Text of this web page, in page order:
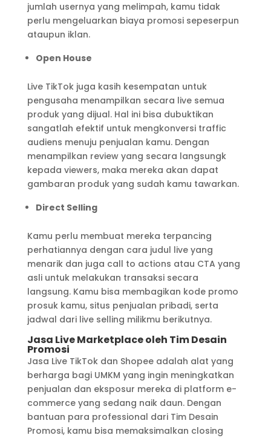
jumlah usernya yang melimpah, kamu tidak
perlu mengeluarkan biaya promosi sepeserpun
ataupun iklan.
Open House
Live TikTok juga kasih kesempatan untuk
pengusaha menampilkan secara live semua
produk yang dijual. Hal ini bisa dubuktikan
sangatlah efektif untuk mengkonversi traffic
audiens menuju penjualan kamu. Dengan
menampilkan review yang secara langsungk
kepada viewers, maka mereka akan dapat
gambaran produk yang sudah kamu tawarkan.
Direct Selling
Kamu perlu membuat mereka terpancing
perhatiannya dengan cara judul live yang
menarik dan juga call to actions atau CTA yang
asli untuk melakukan transaksi secara
langsung. Kamu bisa membagikan kode promo
prosuk kamu, situs penjualan pribadi, serta
jadwal dari live selling milikmu berikutnya.
Jasa Live Marketplace oleh Tim Desain
Promosi
Jasa Live TikTok dan Shopee adalah alat yang
berharga bagi UMKM yang ingin meningkatkan
penjualan dan eksposur mereka di platform e-
commerce yang sedang naik daun. Dengan
bantuan para professional dari Tim Desain
Promosi, kamu bisa memaksimalkan closing